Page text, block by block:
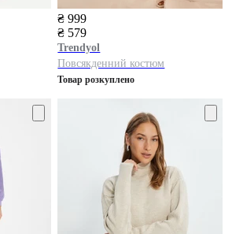
₴ 999
₴ 579
Trendyol
Повсякденний костюм
Товар розкуплено